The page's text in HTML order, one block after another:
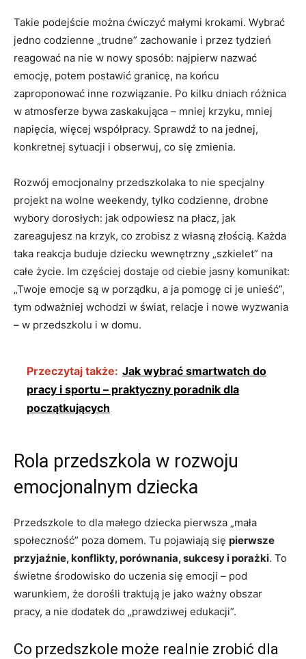
Takie podejście można ćwiczyć małymi krokami. Wybrać
jedno codzienne „trudne” zachowanie i przez tydzień
reagować na nie w nowy sposób: najpierw nazwać
emocję, potem postawić granicę, na końcu
zaproponować inne rozwiązanie. Po kilku dniach różnica
w atmosferze bywa zaskakująca – mniej krzyku, mniej
napięcia, więcej współpracy. Sprawdź to na jednej,
konkretnej sytuacji i obserwuj, co się zmienia.
Rozwój emocjonalny przedszkolaka to nie specjalny
projekt na wolne weekendy, tylko codzienne, drobne
wybory dorosłych: jak odpowiesz na płacz, jak
zareagujesz na krzyk, co zrobisz z własną złością. Każda
taka reakcja buduje dziecku wewnętrzny „szkielet” na
całe życie. Im częściej dostaje od ciebie jasny komunikat:
„Twoje emocje są w porządku, a ja pomogę ci je unieść”,
tym odważniej wchodzi w świat, relacje i nowe wyzwania
– w przedszkolu i w domu.
Przeczytaj także: Jak wybrać smartwatch do
pracy i sportu – praktyczny poradnik dla
początkujących
Rola przedszkola w rozwoju
emocjonalnym dziecka
Przedszkole to dla małego dziecka pierwsza „mała
społeczność” poza domem. Tu pojawiają się pierwsze
przyjaźnie, konflikty, porównania, sukcesy i porażki. To
świetne środowisko do uczenia się emocji – pod
warunkiem, że dorośli traktują je jako ważny obszar
pracy, a nie dodatek do „prawdziwej edukacji”.
Co przedszkole może realnie zrobić dla